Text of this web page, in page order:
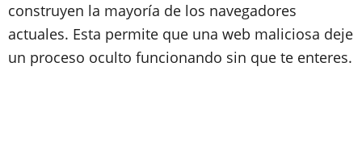
construyen la mayoría de los navegadores
actuales. Esta permite que una web maliciosa deje
un proceso oculto funcionando sin que te enteres.